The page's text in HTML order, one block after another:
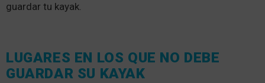
guardar tu kayak.
LUGARES EN LOS QUE NO DEBE
GUARDAR SU KAYAK